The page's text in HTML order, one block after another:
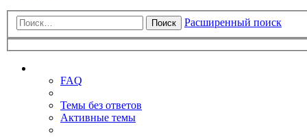
Поиск Расширенный поиск
FAQ
Темы без ответов
Активные темы